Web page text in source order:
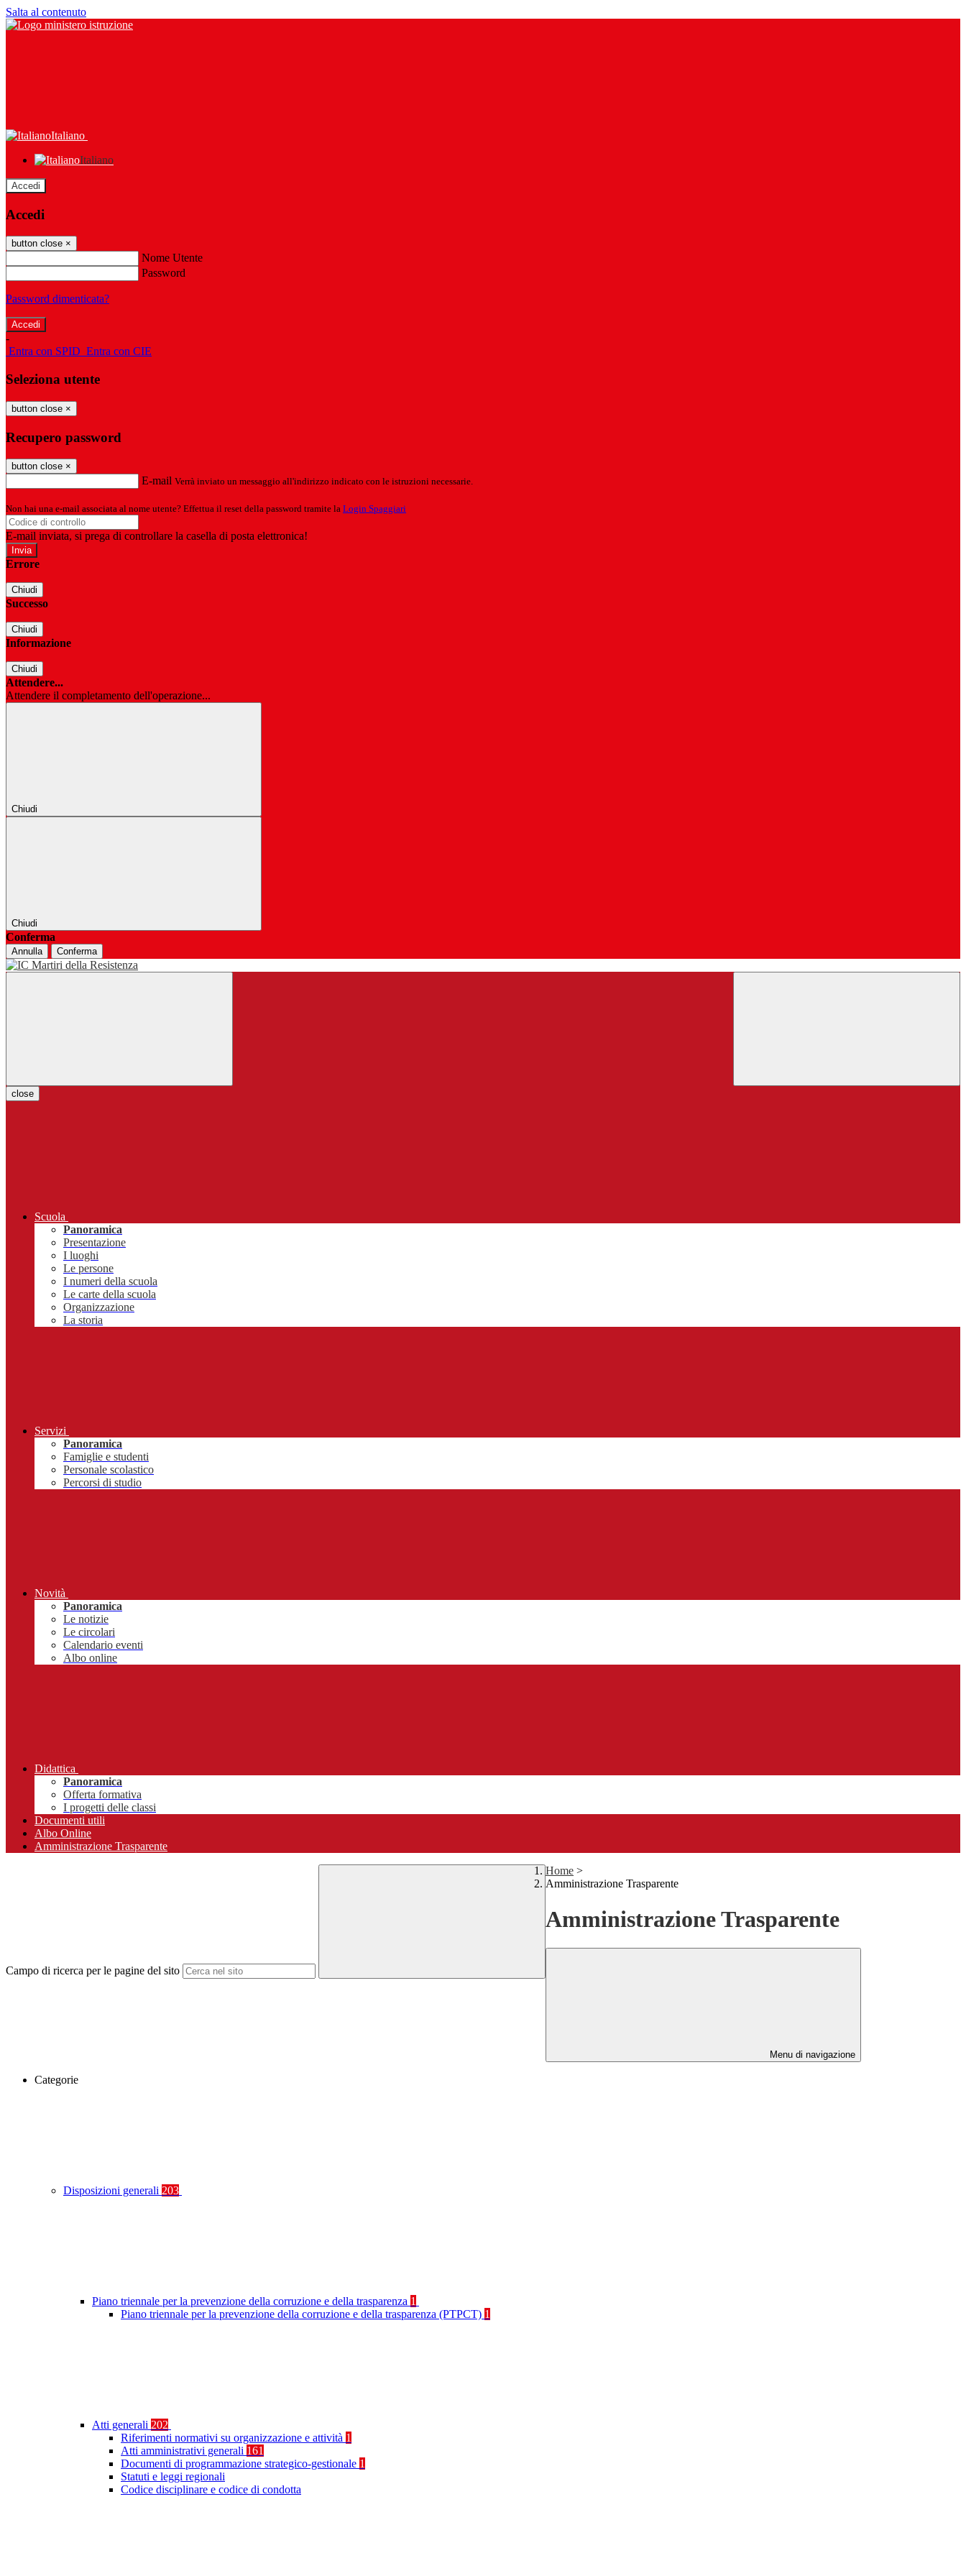
Salta al contenuto
Italiano
Italiano
Accedi
Accedi
button close ×
Nome Utente
Password
Password dimenticata?
-
Entra con SPID Entra con CIE
Seleziona utente
button close ×
Recupero password
button close ×
E-mail Verrà inviato un messaggio all'indirizzo indicato con le istruzioni necessarie.
Non hai una e-mail associata al nome utente? Effettua il reset della password tramite la Login Spaggiari
E-mail inviata, si prega di controllare la casella di posta elettronica!
Errore
Chiudi
Successo
Chiudi
Informazione
Chiudi
Attendere...
Attendere il completamento dell'operazione...
Chiudi
Chiudi
Conferma
Annulla Conferma
close
Scuola
Panoramica
Presentazione
I luoghi
Le persone
I numeri della scuola
Le carte della scuola
Organizzazione
La storia
Servizi
Panoramica
Famiglie e studenti
Personale scolastico
Percorsi di studio
Novità
Panoramica
Le notizie
Le circolari
Calendario eventi
Albo online
Didattica
Panoramica
Offerta formativa
I progetti delle classi
Documenti utili
Albo Online
Amministrazione Trasparente
Campo di ricerca per le pagine del sito
Home >
Amministrazione Trasparente
Amministrazione Trasparente
Menu di navigazione
Categorie
Disposizioni generali 203
Piano triennale per la prevenzione della corruzione e della trasparenza 1
Piano triennale per la prevenzione della corruzione e della trasparenza (PTPCT) 1
Atti generali 202
Riferimenti normativi su organizzazione e attività 1
Atti amministrativi generali 161
Documenti di programmazione strategico-gestionale 1
Statuti e leggi regionali
Codice disciplinare e codice di condotta